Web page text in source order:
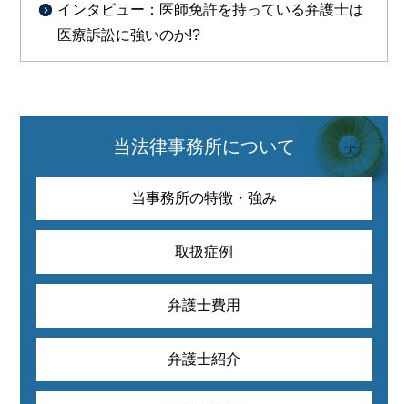
インタビュー：医師免許を持っている弁護士は
医療訴訟に強いのか!?
当法律事務所について
当事務所の特徴・強み
取扱症例
弁護士費用
弁護士紹介